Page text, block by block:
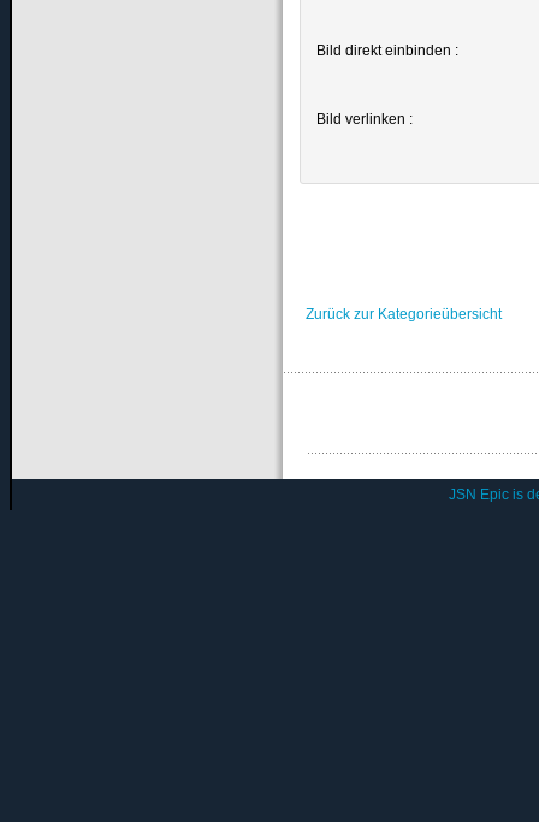
Bild direkt einbinden :
Bild verlinken :
Zurück zur Kategorieübersicht
JSN Epic is